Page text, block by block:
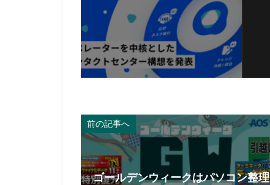
前の記事へ
ゴールデンウィークはパソコン整理